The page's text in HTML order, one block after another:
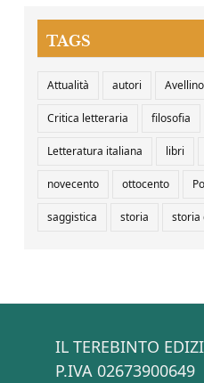
TAGS
Attualità autori Avellino
Critica letteraria filosofia
Letteratura italiana libri
novecento ottocento
saggistica storia storia
IL TEREBINTO
P.IVA 02673900649